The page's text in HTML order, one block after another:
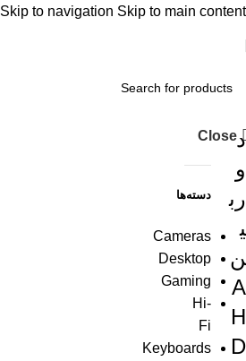
Skip to navigation Skip to main content
د
و
رب
ی
ن
A
H
D
Close
دسته‌ها
Cameras
Desktop
Gaming
Hi-
Fi
Keyboards